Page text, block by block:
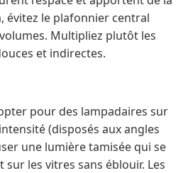
évitez le plafonnier central
Multipliez plutôt les
et indirectes.
pour des lampadaires sur
(disposés aux angles
une lumière tamisée qui se
les vitres sans éblouir. Les